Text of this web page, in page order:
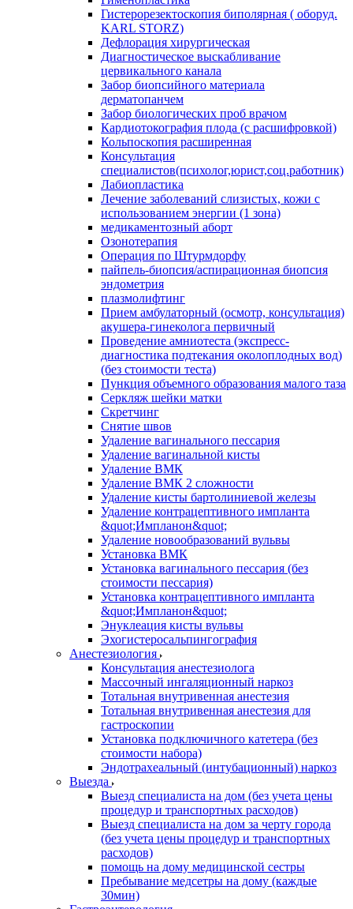
Гистерорезектоскопия биполярная ( оборуд.
KARL STORZ)
Дефлорация хирургическая
Диагностическое выскабливание
цервикального канала
Забор биопсийного материала
дерматопанчем
Забор биологических проб врачом
Кардиотокография плода (с расшифровкой)
Кольпоскопия расширенная
Консультация
специалистов(психолог,юрист,соц.работник)
Лабиопластика
Лечение заболеваний слизистых, кожи с
использованием энергии (1 зона)
медикаментозный аборт
Озонотерапия
Операция по Штурмдорфу
пайпель-биопсия/аспирационная биопсия
эндометрия
плазмолифтинг
Прием амбулаторный (осмотр, консультация)
акушера-гинеколога первичный
Проведение амниотеста (экспресс-
диагностика подтекания околоплодных вод)
(без стоимости теста)
Пункция объемного образования малого таза
Серкляж шейки матки
Скретчинг
Снятие швов
Удаление вагинального пессария
Удаление вагинальной кисты
Удаление ВМК
Удаление ВМК 2 сложности
Удаление кисты бартолиниевой железы
Удаление контрацептивного импланта
&quot;Импланон&quot;
Удаление новообразований вульвы
Установка ВМК
Установка вагинального пессария (без
стоимости пессария)
Установка контрацептивного импланта
&quot;Импланон&quot;
Энуклеация кисты вульвы
Эхогистеросальпингография
Анестезиология
Консультация анестезиолога
Массочный ингаляционный наркоз
Тотальная внутривенная анестезия
Тотальная внутривенная анестезия для
гастроскопии
Установка подключичного катетера (без
стоимости набора)
Эндотрахеальный (интубационный) наркоз
Выезда
Выезд специалиста на дом (без учета цены
процедур и транспортных расходов)
Выезд специалиста на дом за черту города
(без учета цены процедур и транспортных
расходов)
помощь на дому медицинской сестры
Пребывание медсетры на дому (каждые
30мин)